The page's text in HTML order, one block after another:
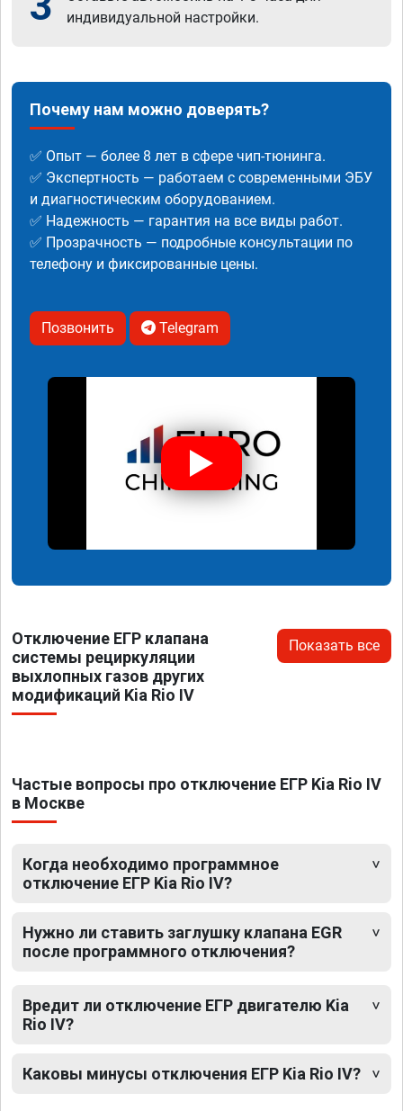
индивидуальной настройки.
Почему нам можно доверять?
✅ Опыт — более 8 лет в сфере чип-тюнинга.
✅ Экспертность — работаем с современными ЭБУ
и диагностическим оборудованием.
✅ Надежность — гарантия на все виды работ.
✅ Прозрачность — подробные консультации по
телефону и фиксированные цены.
Позвонить Telegram
Отключение ЕГР клапана
системы рециркуляции
выхлопных газов других
модификаций Kia Rio IV
Показать все
Частые вопросы про отключение ЕГР Kia Rio IV
в Москве
Когда необходимо программное
отключение ЕГР Kia Rio IV?
Нужно ли ставить заглушку клапана EGR
после программного отключения?
Вредит ли отключение ЕГР двигателю Kia
Rio IV?
Каковы минусы отключения ЕГР Kia Rio IV?